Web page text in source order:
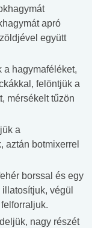
apró
együtt
a hagymaféléket,
felöntjük a
mérsékelt tűzön
a
aztán botmixerrel
borssal és egy
végül
nagy részét